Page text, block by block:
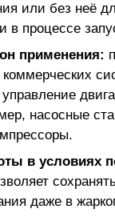
или без неё
в процессе
применения:
управление
насосные
в условиях
даже в